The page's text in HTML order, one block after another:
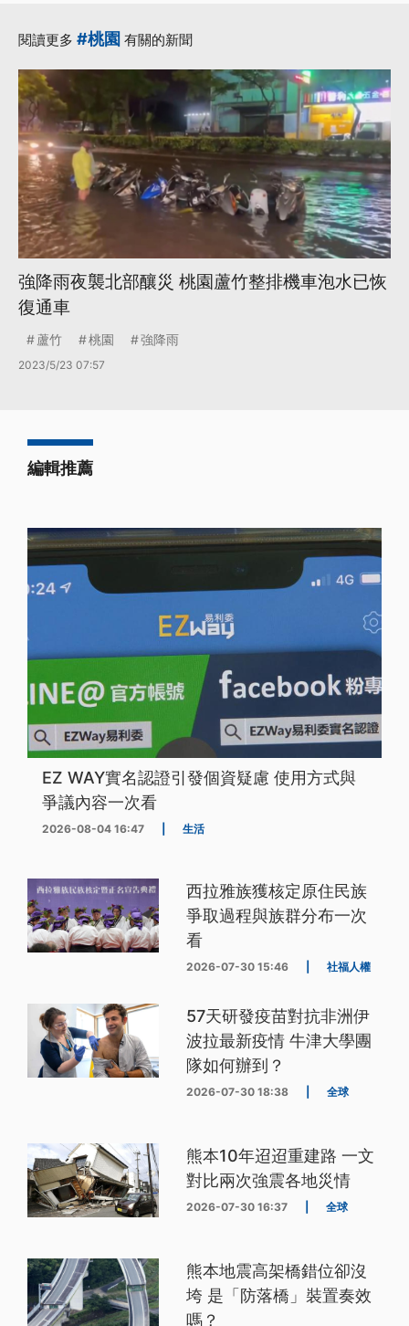
閱讀更多 #桃園 有關的新聞
強降雨夜襲北部釀災 桃園蘆竹整排機車泡水已恢
復通車
蘆竹 桃園 強降雨
2023/5/23 07:57
編輯推薦
EZ WAY實名認證引發個資疑慮 使用方式與
爭議內容一次看
2026-08-04 16:47 生活
西拉雅族獲核定原住民族
爭取過程與族群分布一次
看
2026-07-30 15:46 社福人權
57天研發疫苗對抗非洲伊
波拉最新疫情 牛津大學團
隊如何辦到？
2026-07-30 18:38 全球
熊本10年迢迢重建路 一文
對比兩次強震各地災情
2026-07-30 16:37 全球
熊本地震高架橋錯位卻沒
垮 是「防落橋」裝置奏效
嗎？